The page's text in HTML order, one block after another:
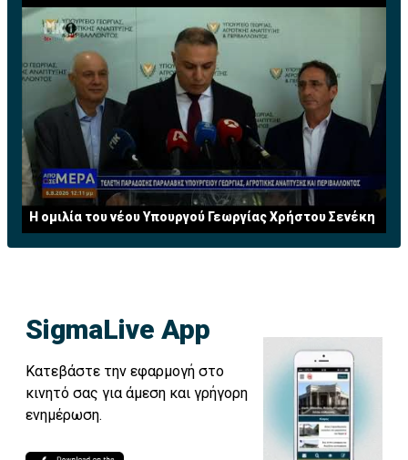
Η ομιλία του νέου Υπουργού Γεωργίας Χρήστου Σενέκη
SigmaLive App
Κατεβάστε την εφαρμογή στο
κινητό σας για άμεση και γρήγορη
ενημέρωση.